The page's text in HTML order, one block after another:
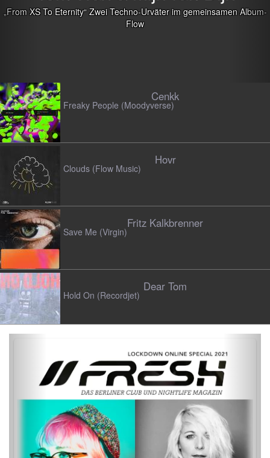
Urväter im gemeinsamen Album-
Cenkk
Freaky People (Moodyverse)
Hovr
Clouds (Flow Music)
Fritz Kalkbrenner
Save Me (Virgin)
Dear Tom
Hold On (Recordjet)
N/UM
Fade The Heart (Ninetofire)
Sacha Harland
Let Me Be (Act Like Adutls)